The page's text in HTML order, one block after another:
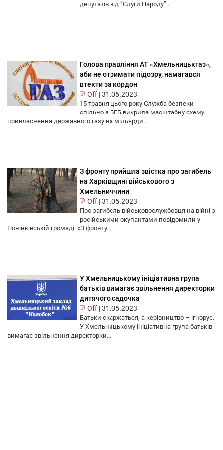
депутатів від “Слуги Народу”...
Голова правління АТ «Хмельницькгаз»,
аби не отримати підозру, намагався
втекти за кордон
Off |31.05.2023
15 травня цього року Служба безпеки
спільно з БЕБ викрила масштабну схему
привласнення державного газу на мільярди...
З фронту прийшла звістка про загибель
на Харківщині військового з
Хмельниччини
Off |31.05.2023
Про загибель військовослужбовця на війні з
російськими окупантами повідомили у
Понінківській громаді. «З фронту...
У Хмельницькому ініціативна група
батьків вимагає звільнення директорки
дитячого садочка
Off |31.05.2023
Батьки скаржаться, а керівництво – ігнорує.
У Хмельницькому ініціативна група батьків
вимагає звільнення директорки...